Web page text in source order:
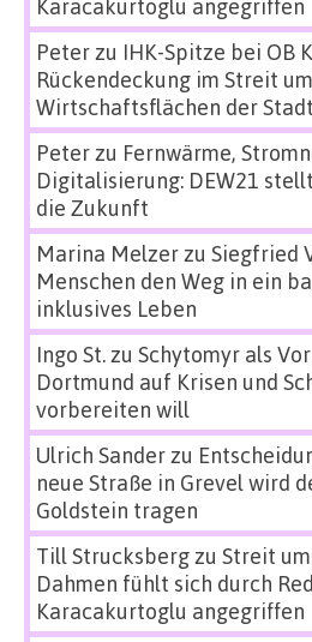
Karacakurtoglu angegriffen
Peterzu IHK-Spitze bei OB
Rückendeckung im Streit
Wirtschaftsflächen der Stadt
Peterzu Fernwärme,
Digitalisierung: DEW21
die Zukunft
Marina Melzerzu Siegfried
Menschen den Weg in ein
inklusives Leben
Ingo St.zu Schytomyr als
Dortmund auf Krisen und
vorbereiten will
Ulrich Sanderzu
neue Straße in Grevel wird
Goldstein tragen
Till Strucksbergzu Streit
Dahmen fühlt sich durch
Karacakurtoglu angegriffen